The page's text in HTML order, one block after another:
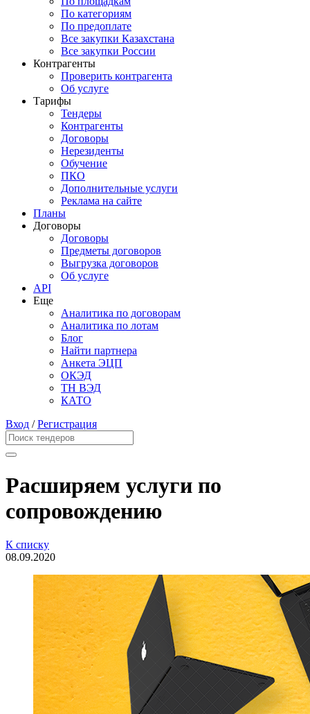
По категориям
По предоплате
Все закупки Казахстана
Все закупки России
Контрагенты
Проверить контрагента
Об услуге
Тарифы
Тендеры
Контрагенты
Договоры
Нерезиденты
Обучение
ПКО
Дополнительные услуги
Реклама на сайте
Планы
Договоры
Договоры
Предметы договоров
Выгрузка договоров
Об услуге
API
Еще
Аналитика по договорам
Аналитика по лотам
Блог
Найти партнера
Анкета ЭЦП
ОКЭД
ТН ВЭД
КАТО
Вход /Регистрация
Расширяем услуги по
сопровождению
К списку
08.09.2020